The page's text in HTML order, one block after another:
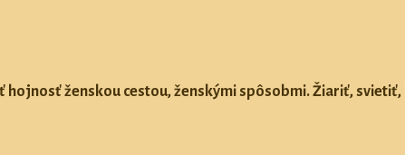
ženskou cestou, ženskými spôsobmi. Žiariť,